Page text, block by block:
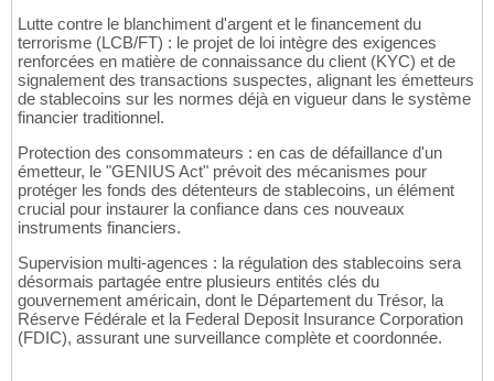
Lutte contre le blanchiment d'argent et le financement du
terrorisme (LCB/FT) : le projet de loi intègre des exigences
renforcées en matière de connaissance du client (KYC) et de
signalement des transactions suspectes, alignant les émetteurs
de stablecoins sur les normes déjà en vigueur dans le système
financier traditionnel.
Protection des consommateurs : en cas de défaillance d'un
émetteur, le "GENIUS Act" prévoit des mécanismes pour
protéger les fonds des détenteurs de stablecoins, un élément
crucial pour instaurer la confiance dans ces nouveaux
instruments financiers.
Supervision multi-agences : la régulation des stablecoins sera
désormais partagée entre plusieurs entités clés du
gouvernement américain, dont le Département du Trésor, la
Réserve Fédérale et la Federal Deposit Insurance Corporation
(FDIC), assurant une surveillance complète et coordonnée.